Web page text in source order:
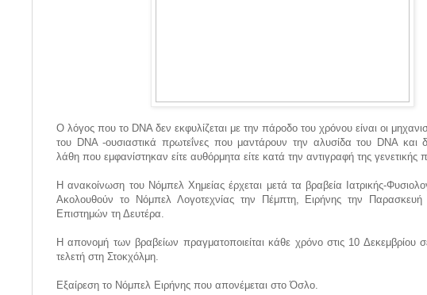
Ο λόγος που το DNA δεν εκφυλίζεται με την πάροδο του χρόνου είναι οι
του DNA -ουσιαστικά πρωτεΐνες που μαντάρουν την αλυσίδα του DNA και
λάθη που εμφανίστηκαν είτε αυθόρμητα είτε κατά την αντιγραφή της γενετικής
Η ανακοίνωση του Νόμπελ Χημείας έρχεται μετά τα βραβεία Ιατρικής-
Ακολουθούν το Νόμπελ Λογοτεχνίας την Πέμπτη, Ειρήνης την Παρασκευή
Επιστημών τη Δευτέρα.
Η απονομή των βραβείων πραγματοποιείται κάθε χρόνο στις 10 Δεκεμβρίου
τελετή στη Στοκχόλμη.
Εξαίρεση το Νόμπελ Ειρήνης που απονέμεται στο Όσλο.